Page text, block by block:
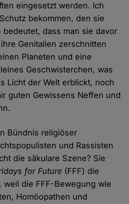
eingesetzt werden. Ich
bekommen, den sie
bedeutet, dass man sie davor
Genitalien zerschnitten
Planeten und eine
Geschwisterchen, was
Licht der Welt erblickt, noch
guten Gewissens Neffen und
Bündnis religiöser
und Rassisten
die säkulare Szene? Sie
for Future (FFF) die
weil die FFF-Bewegung wie
Homöopathen und